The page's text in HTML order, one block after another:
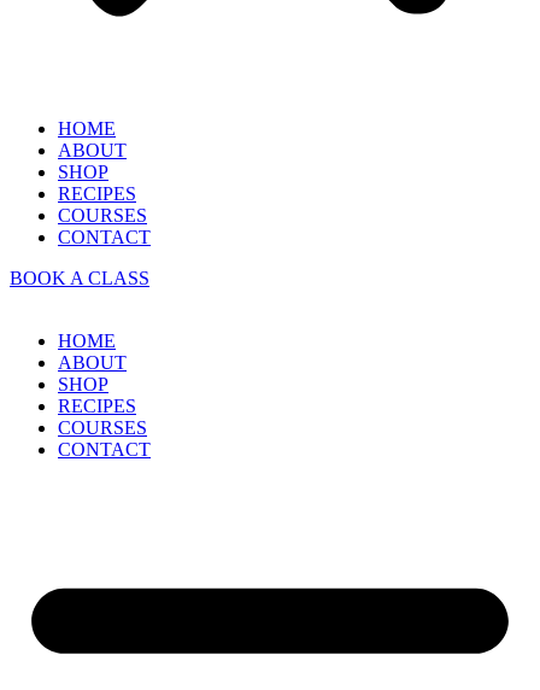
HOME
ABOUT
SHOP
RECIPES
COURSES
CONTACT
BOOK A CLASS
HOME
ABOUT
SHOP
RECIPES
COURSES
CONTACT